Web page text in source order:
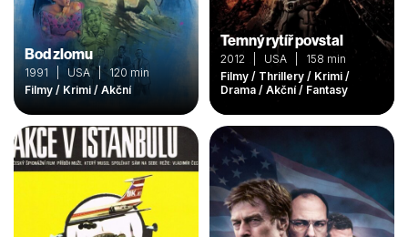
Bod zlomu
1991 | USA | 120 min
Filmy / Krimi / Akční
Temný rytíř povstal
2012 | USA | 158 min
Filmy / Thrillery / Krimi /
Drama / Akční / Fantasy